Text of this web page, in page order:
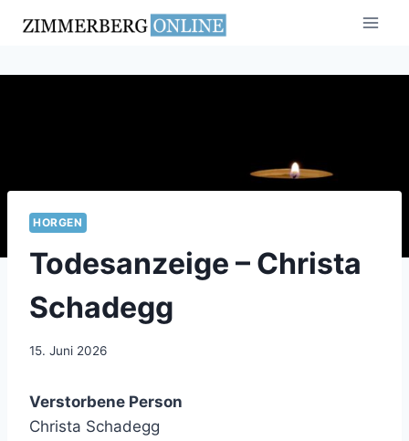
Inhalt
HORGEN
Todesanzeige – Christa
Schadegg
15. Juni 2026
Verstorbene Person
Christa Schadegg